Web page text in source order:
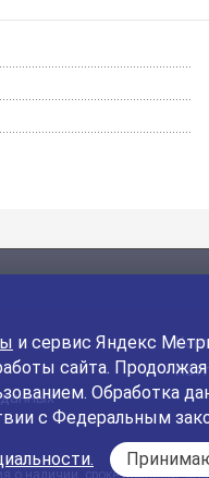
На
и сервис Яндекс
сайта. Продолжая
Обработка
с Федеральным